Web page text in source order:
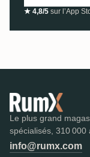
★ 4,8/5 sur l’App
Le plus grand
spécialisés, 310 000
info@rumx.com